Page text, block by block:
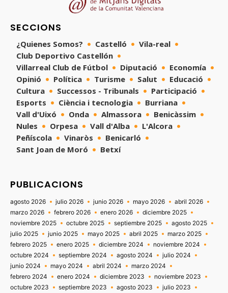
SECCIONS
¿Quienes Somos? Castelló
Vila-real
Club Deportivo Castellón
Villarreal Club de Fútbol
Diputació
Economía
Opinió
Política Turisme Salut
Educació
Cultura
Successos - Tribunals
Participació
Esports
Ciència i tecnologia
Burriana
Vall d'Uixó
Onda Almassora
Benicàssim
Nules
Orpesa Vall d'Alba
L'Alcora
Peñíscola
Vinaròs
Benicarló
Sant Joan de Moró
Betxí
PUBLICACIONS
agosto 2026 julio 2026 junio 2026 mayo 2026
abril 2026
marzo 2026
febrero 2026 enero 2026
diciembre 2025
noviembre 2025
octubre 2025 septiembre 2025
agosto 2025
julio 2025
junio 2025 mayo 2025 abril 2025
marzo 2025
febrero 2025
enero 2025 diciembre 2024
noviembre 2024
octubre 2024
septiembre 2024 agosto 2024
julio 2024
junio 2024
mayo 2024 abril 2024
marzo 2024
febrero 2024
enero 2024 diciembre 2023
noviembre 2023
octubre 2023
septiembre 2023 agosto 2023
julio 2023